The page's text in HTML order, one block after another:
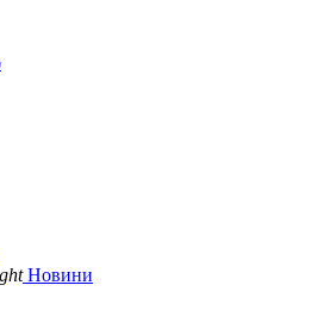
Новини